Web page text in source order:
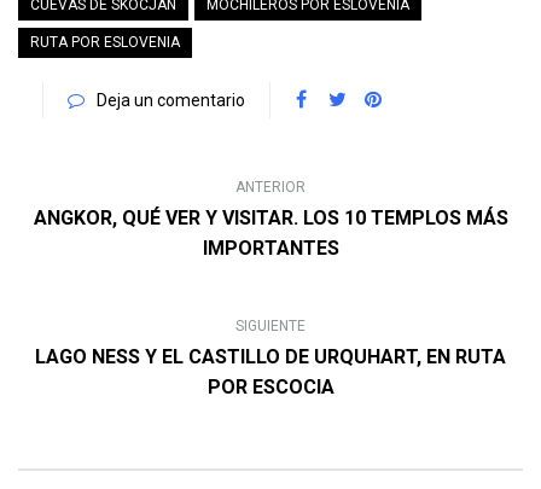
CUEVAS DE SKOCJAN MOCHILEROS POR ESLOVENIA
RUTA POR ESLOVENIA
Deja un comentario
ANTERIOR
ANGKOR, QUÉ VER Y VISITAR. LOS 10 TEMPLOS MÁS
IMPORTANTES
SIGUIENTE
LAGO NESS Y EL CASTILLO DE URQUHART, EN RUTA
POR ESCOCIA